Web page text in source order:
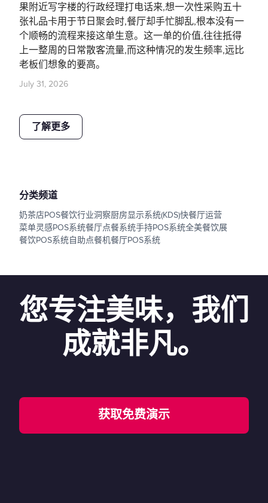
果附近写字楼的行政经理打电话来,想一次性采购五十
张礼品卡用于节日聚会时,餐厅却手忙脚乱,根本没有一
个顺畅的流程来接这单生意。这一单的价值,往往抵得
上一整周的日常散客流量,而这种情况的发生频率,远比
老板们想象的要高。
July 31, 2026
了解更多
分类频道
奶茶店POS餐饮行业洞察厨房显示系统(KDS)快餐厅运营
菜单灵感POS系统餐厅点餐系统手持POS系统全美餐饮展
餐饮POS系统自助点餐机餐厅POS系统
您专注美味，我们
成就非凡。
获取免费演示